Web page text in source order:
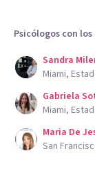
Psicólogos con
Sandra
Miami,
Gabriela
Miami,
Maria De
San